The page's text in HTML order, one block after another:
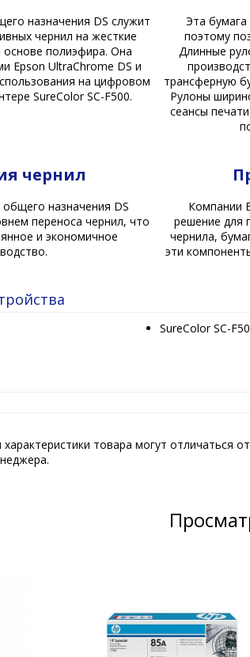
назначения DS служит
чернил на жесткие
основе полиэфира. Она
Epson UltraChrome DS и
на цифровом
SureColor SC-F500.
Эта
поэтому
Длинные
трансферную
Рулоны
сеансы
чернил
назначения DS
переноса чернил, что
и экономичное
Компании
решение для
чернила,
эти
SureColor SC-
товара могут отличаться